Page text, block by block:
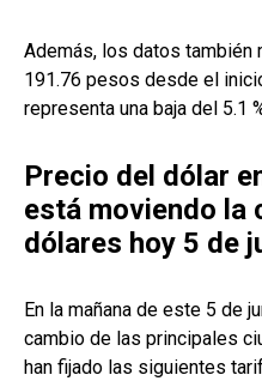
Además, los datos también
191.76 pesos desde el
representa una baja del 5.1
Precio del dólar
está moviendo la
dólares hoy 5 de
En la mañana de este 5 de
cambio de las principales
han fijado las siguientes